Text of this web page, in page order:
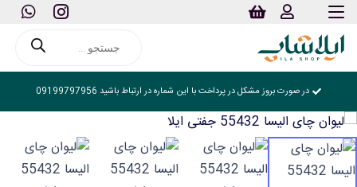
search
در صورت بروز مشکل در پرداخت با این شماره در ارتباط باشید 09199797956